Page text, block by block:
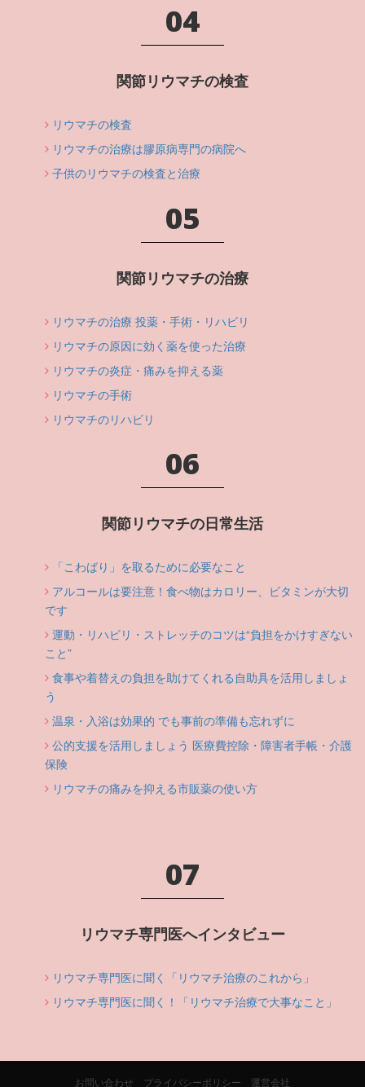
04
関節リウマチの検査
リウマチの検査
リウマチの治療は膠原病専門の病院へ
子供のリウマチの検査と治療
05
関節リウマチの治療
リウマチの治療 投薬・手術・リハビリ
リウマチの原因に効く薬を使った治療
リウマチの炎症・痛みを抑える薬
リウマチの手術
リウマチのリハビリ
06
関節リウマチの日常生活
「こわばり」を取るために必要なこと
アルコールは要注意！食べ物はカロリー、ビタミンが大切
です
運動・リハビリ・ストレッチのコツは“負担をかけすぎない
こと”
食事や着替えの負担を助けてくれる自助具を活用しましょ
う
温泉・入浴は効果的 でも事前の準備も忘れずに
公的支援を活用しましょう 医療費控除・障害者手帳・介護
保険
リウマチの痛みを抑える市販薬の使い方
07
リウマチ専門医へインタビュー
リウマチ専門医に聞く「リウマチ治療のこれから」
リウマチ専門医に聞く！「リウマチ治療で大事なこと」
お問い合わせ プライバシーポリシー 運営会社